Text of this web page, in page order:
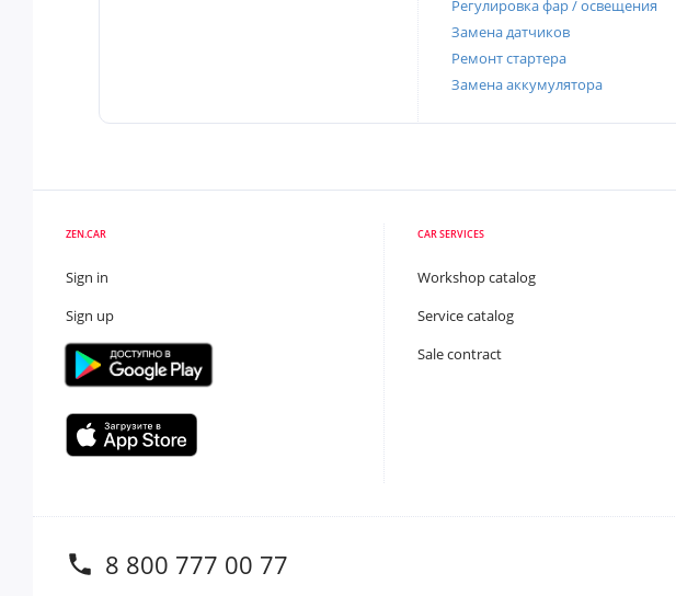
Регулировка фар / освещения
Замена датчиков
Ремонт стартера
Замена аккумулятора
ZEN.CAR
Sign in
Sign up
CAR SERVICES
Workshop catalog
Service catalog
Sale contract
8 800 777 00 77